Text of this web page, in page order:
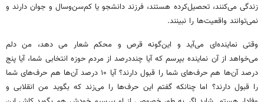
زندگی می‌کنند، تحصیل‌کرده هستند، فرزند دانشجو یا کم‌سن‌وسال و جوان دارند و
نمی‌توانند واقعیت‌ها را نبینند.
وقتی نماینده‌ای می‌آید و این‌گونه قرص و محکم شعار می دهد، من دلم
می‌خواهد از آن نماینده بپرسم که آیا چنددرصد از مردم حوزه انتخابی شما، آیا پنج
درصد آن‌ها هم حرف‌های شما را قبول دارند؟ آیا ۱۰ درصد آن‌ها هم حرف‌های شما
را قبول دارند؟ اما چنانکه گفتم این حرف‌ها را می‌زند که بگوید من انقلابی و